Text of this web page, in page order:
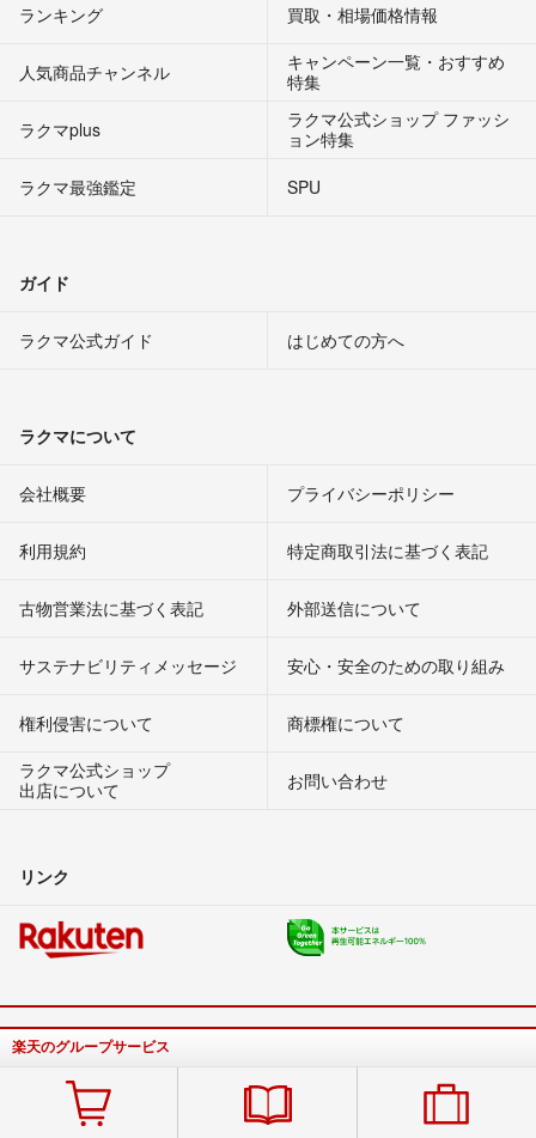
ランキング 買取・相場価格情報
人気商品チャンネル
キャンペーン一覧・おすすめ
特集
ラクマplus
ラクマ公式ショップ ファッシ
ョン特集
ラクマ最強鑑定
SPU
ガイド
ラクマ公式ガイド はじめての方へ
ラクマについて
会社概要 プライバシーポリシー
利用規約 特定商取引法に基づく表記
古物営業法に基づく表記 外部送信について
サステナビリティメッセージ 安心・安全のための取り組み
権利侵害について
商標権について
ラクマ公式ショップ
出店について
お問い合わせ
リンク
楽天のグループサービス